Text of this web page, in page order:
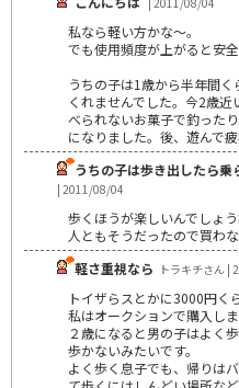
私なら軽い方かな～。
でも使用頻度が上がると安
うちの子は1歳から半年間
くれませんでした。今2歳
べられないお菓子で釣った
になりました。後、遊んで
うちの子は歩き出したら乗
| 2011/08/04
歩くほうが楽しいんでしょ
人ともそうだったので買わ
軽さ重視なら トラキチさん |
トイザらスとかに3000円く
私はオークションで購入しま
２歳になると男の子はよく
歩かないみたいです。
よく歩く息子でも、帰りは